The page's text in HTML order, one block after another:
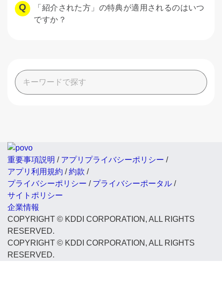
「紹介された方」の特典が適用されるのはいつ
ですか？
重要事項説明 / アプリプライバシーポリシー /
アプリ利用規約 /約款 /
プライバシーポリシー / プライバシーポータル /
サイトポリシー
企業情報
COPYRIGHT © KDDI CORPORATION, ALL RIGHTS
RESERVED.
COPYRIGHT © KDDI CORPORATION, ALL RIGHTS
RESERVED.